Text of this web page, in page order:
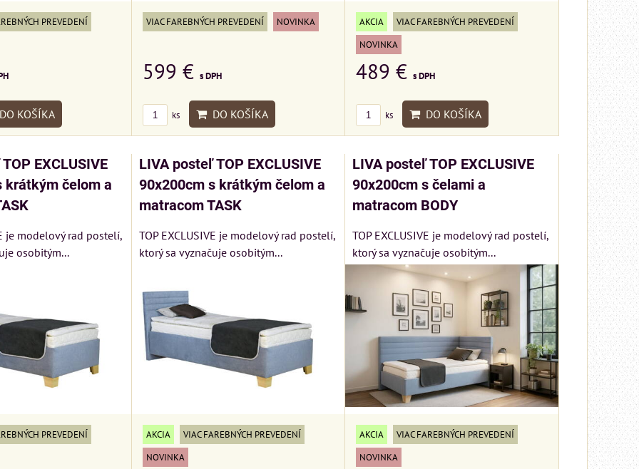
PREVEDENÍ
KOŠÍKA
VIAC FAREBNÝCH PREVEDENÍ NOVINKA
599 € s DPH
ks DO KOŠÍKA
AKCIA
VIAC FAREBNÝCH PREVEDENÍ
NOVINKA
489 €s DPH
ks DO KOŠÍKA
EXCLUSIVE
krátkým čelom a
je modelový rad postelí,
osobitým...
PREVEDENÍ
LIVA posteľ TOP EXCLUSIVE
90x200cm s krátkým čelom a
matracom TASK
TOP EXCLUSIVE je modelový rad postelí,
ktorý sa vyznačuje osobitým...
AKCIA
VIAC FAREBNÝCH PREVEDENÍ
NOVINKA
LIVA posteľ TOP EXCLUSIVE
90x200cm s čelami a
matracom BODY
TOP EXCLUSIVE je modelový rad postelí,
ktorý sa vyznačuje osobitým...
AKCIA
VIAC FAREBNÝCH PREVEDENÍ
NOVINKA